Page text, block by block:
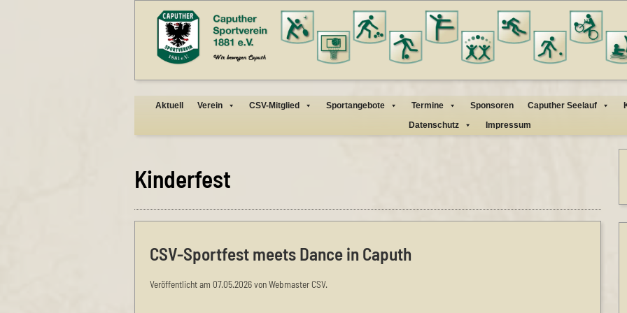
Aktuell Verein CSV-Mitglied Sportangebote Termine Sponsoren Caputher Seelauf
Datenschutz
Impressum
Kinderfest
CSV-Sportfest meets Dance in Caputh
Veröffentlicht am 07.05.2026 von Webmaster CSV.